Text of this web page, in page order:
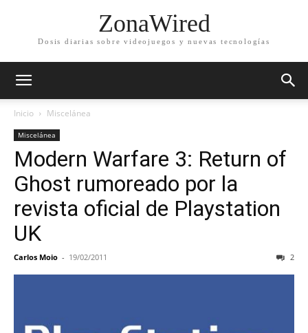
ZonaWired
Dosis diarias sobre videojuegos y nuevas tecnologías
Inicio Miscelánea
Miscelánea
Modern Warfare 3: Return of
Ghost rumoreado por la
revista oficial de Playstation
UK
Carlos Moio - 19/02/2011 2